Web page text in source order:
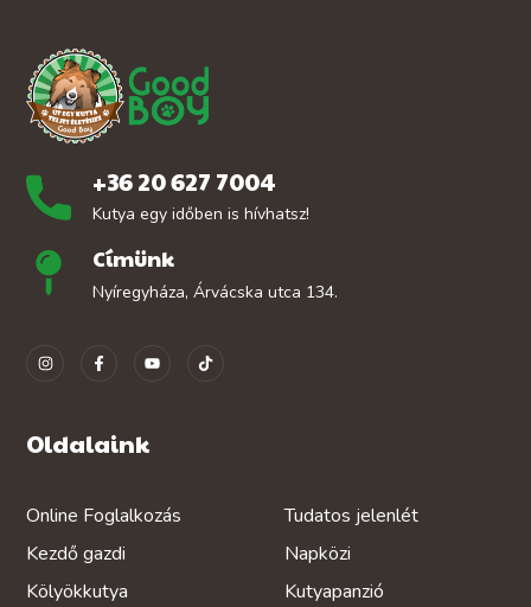
+36 20 627 7004
Kutya egy időben is hívhatsz!
Címünk
Nyíregyháza, Árvácska utca 134.
Oldalaink
Online Foglalkozás
Kezdő gazdi
Kölyökkutya
Tudatos jelenlét
Napközi
Kutyapanzió